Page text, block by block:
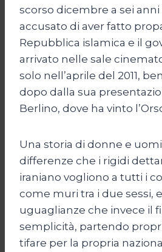
scorso dicembre a sei
accusato di aver fatto
Repubblica islamica e il
arrivato nelle sale
solo nell’aprile del 2011,
dopo dalla sua
Berlino, dove ha vinto
Una storia di donne e
differenze che i rigidi
iraniano vogliono a tutti i
come muri tra i due sessi,
uguaglianze che invece il
semplicità, partendo
tifare per la propria